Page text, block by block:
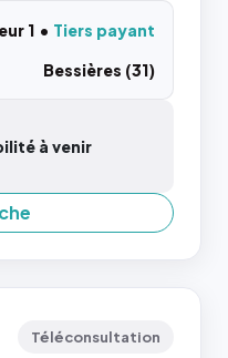
1
Tiers payant
Bessières (31)
à venir
Téléconsultation